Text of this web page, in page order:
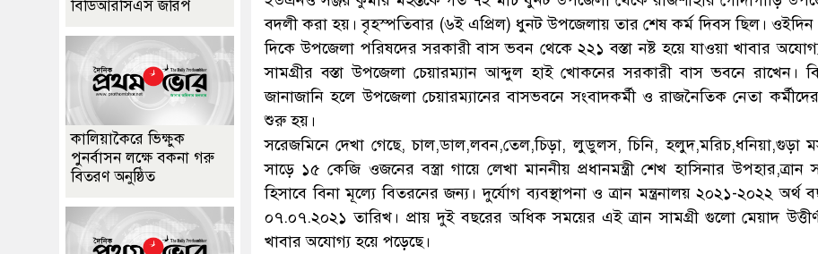
বদলী করা হয়। বৃহস্পতিবার (৬ই এপ্রিল) ধুনট উপজেলায় তার শেষ কর্ম দিবস ছিল। ওইদিন
দিকে উপজেলা পরিষদের সরকারী বাস ভবন থেকে ২২১ বস্তা নষ্ট হয়ে যাওয়া খাবার অযোগ্য
সামগ্রীর বস্তা উপজেলা চেয়ারম্যান আব্দুল হাই খোকনের সরকারী বাস ভবনে রাখেন।
জানাজানি হলে উপজেলা চেয়ারম্যানের বাসভবনে সংবাদকর্মী ও রাজনৈতিক নেতা
শুরু হয়।
সরেজমিনে দেখা গেছে, চাল,ডাল,লবন,তেল,চিড়া, লুডুলস, চিনি, হলুদ,মরিচ,ধনিয়া,গুড়া
সাড়ে ১৫ কেজি ওজনের বস্ত্রা গায়ে লেখা মাননীয় প্রধানমন্ত্রী শেখ হাসিনার উপহার,ত্রান
হিসাবে বিনা মূল্যে বিতরনের জন্য। দুর্যোগ ব্যবস্থাপনা ও ত্রান মন্ত্রনালয় ২০২১-২০২২ অর্থ
০৭.০৭.২০২১ তারিখ। প্রায় দুই বছরের অধিক সময়ের এই ত্রান সামগ্রী গুলো মেয়াদ
খাবার অযোগ্য হয়ে পড়েছে।
বিডিআরসিএস জরিপ
কালিয়াকৈরে ভিক্ষুক
পুনর্বাসন লক্ষে বকনা গরু
বিতরণ অনুষ্ঠিত